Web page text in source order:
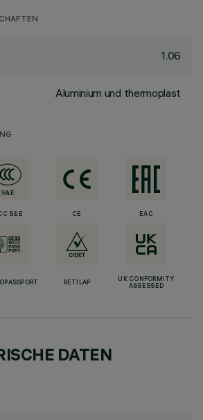
1.06
Aluminium und thermoplast
S&E CE EAC
RETILAP
UK CONFORMITY
ASSESSED
DATEN